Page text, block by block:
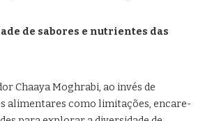
de sabores e nutrientes das
Chaaya Moghrabi, ao invés de
alimentares como limitações, encare-